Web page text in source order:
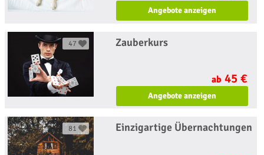
Angebote anzeigen
47 Zauberkurs
ab 45 €
Angebote anzeigen
81 Einzigartige Übernachtungen